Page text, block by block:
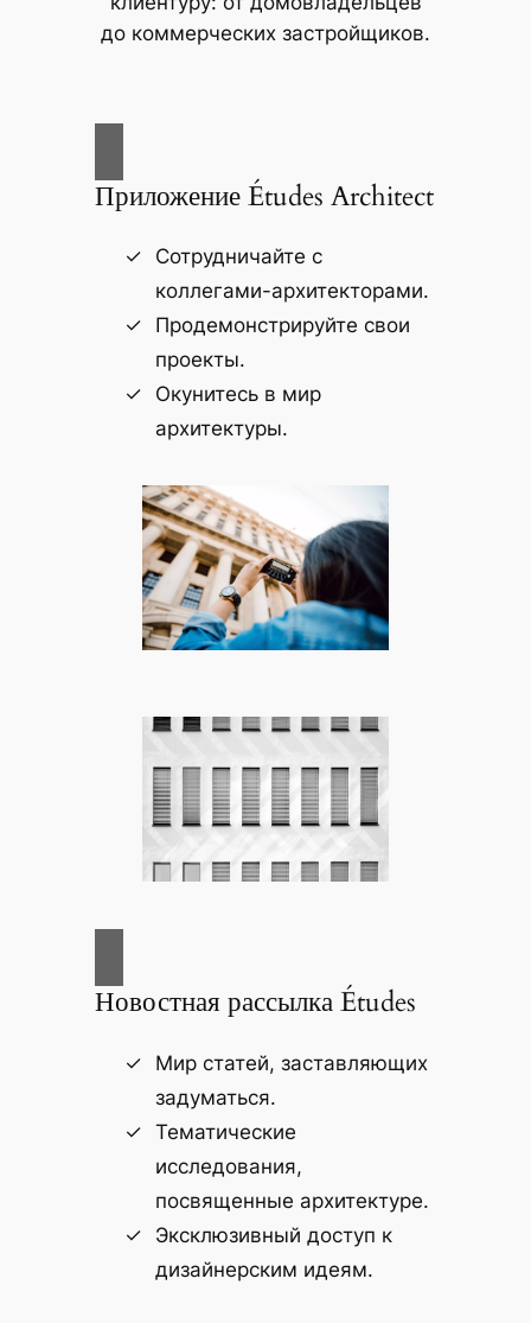
до коммерческих застройщиков.
Приложение Études Architect
Сотрудничайте с
коллегами-архитекторами.
Продемонстрируйте свои
проекты.
Окунитесь в мир
архитектуры.
Новостная рассылка Études
Мир статей, заставляющих
задуматься.
Тематические
исследования,
посвященные архитектуре.
Эксклюзивный доступ к
дизайнерским идеям.